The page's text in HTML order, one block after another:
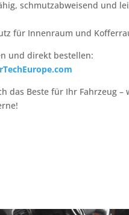
schmutzabweisend und
für Innenraum und
und direkt bestellen:
das Beste für Ihr Fahrzeug –